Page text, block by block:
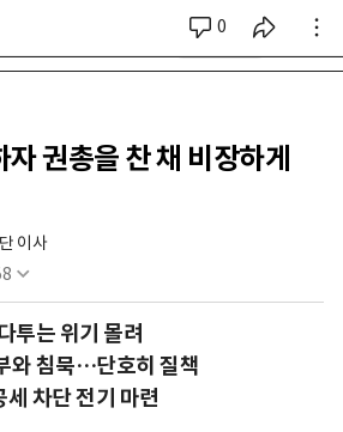
0
시리즈 전체
권총을 찬 채 비장하게
이사
투는 위기 몰려
와 침묵…단호히 질책
차단 전기 마련